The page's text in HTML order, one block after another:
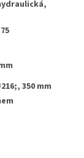
350 mm